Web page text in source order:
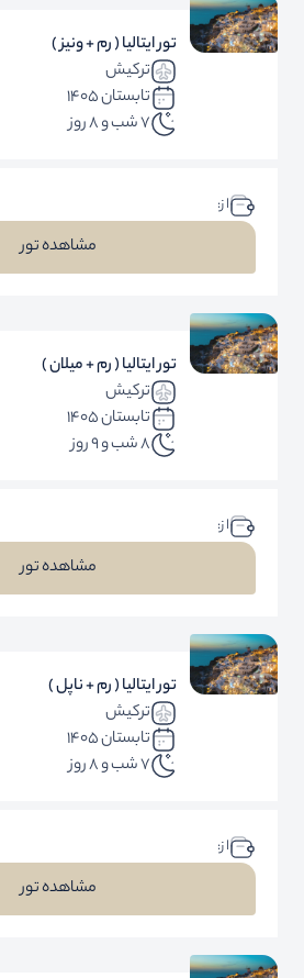
تور ایتالیا ( رم + ونیز )
ترکیش
تابستان 1405
7 شب و 8 روز
ا ز:
مشاهده تور
تور ایتالیا ( رم + میلان )
ترکیش
تابستان 1405
8 شب و 9 روز
ا ز:
مشاهده تور
تور ایتالیا ( رم + ناپل )
ترکیش
تابستان 1405
7 شب و 8 روز
ا ز:
مشاهده تور